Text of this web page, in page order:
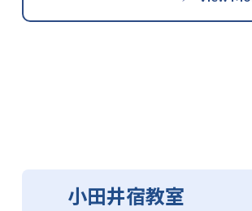
小田井宿教室